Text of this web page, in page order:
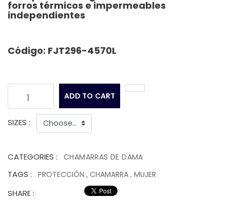
forros térmicos e impermeables
independientes
Código: FJT296-4570L
1 ADD TO CART
SIZES :
CATEGORIES : CHAMARRAS DE DAMA
TAGS : PROTECCIÓN , CHAMARRA , MUJER
SHARE :